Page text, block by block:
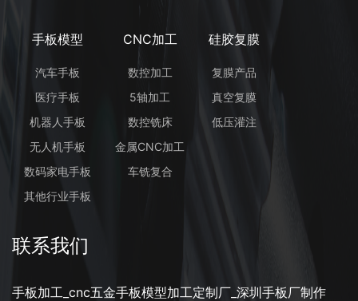
手板模型
汽车手板
医疗手板
机器人手板
无人机手板
数码家电手板
其他行业手板
CNC加工
数控加工
5轴加工
数控铣床
金属CNC加工
车铣复合
硅胶复膜
复膜产品
真空复膜
低压灌注
联系我们
手板加工_cnc五金手板模型加工定制厂_深圳手板厂制作